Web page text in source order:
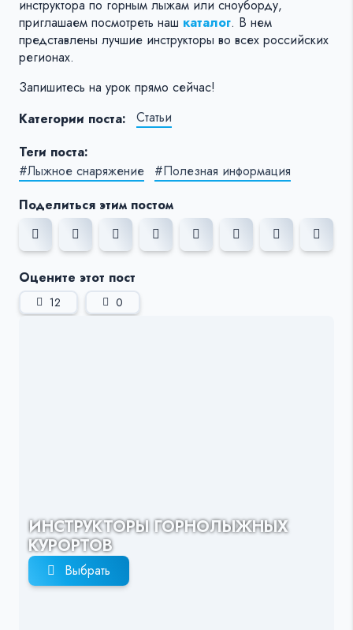
инструктора по горным лыжам или сноуборду,
приглашаем посмотреть наш каталог. В нем
представлены лучшие инструкторы во всех российских
регионах.
Запишитесь на урок прямо сейчас!
Категории поста:
Статьи
Теги поста:
#Лыжное снаряжение
#Полезная информация
Поделиться этим постом
Оцените этот пост
12 0
ИНСТРУКТОРЫ ГОРНОЛЫЖНЫХ
КУРОРТОВ
Выбрать